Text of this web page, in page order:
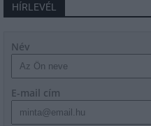
HÍRLEVÉL
Név
E-mail cím